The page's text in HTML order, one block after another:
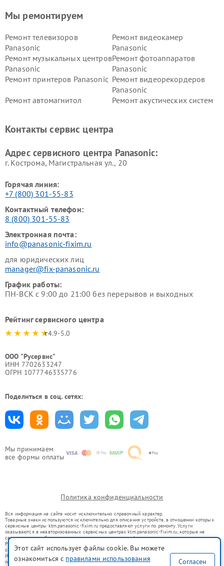
Мы принимаем
все формы оплаты
Мы ремонтируем
Ремонт телевизоров
Panasonic
Ремонт видеокамер
Panasonic
Ремонт музыкальных центров
Panasonic
Ремонт фотоаппаратов
Panasonic
Ремонт принтеров Panasonic Ремонт видеорекордеров
Panasonic
Ремонт автомагнитол
Ремонт акустических систем
панелей Panasonic
Контакты сервис центра
Адрес сервисного центра Panasonic:
г. Кострома, Магистральная ул., 20
Горячая линия:
+7 (800) 301-55-83
Контактный телефон:
8 (800) 301-55-83
Электронная почта:
info@panasonic-fixim.ru
для юридических лиц
manager@fix-panasonic.ru
График работы:
ПН-ВСК с 9:00 до 21:00 без перерывов и выходных
Рейтинг сервисного центра
4.9-5.0
ООО "Русервис"
ИНН 7702633247
ОГРН 1077746335776
Поделиться в соц. сетях:
Политика конфиденциальности
Вся информация на сайте носит исключительно справочный характер.
Товарные знаки используются исключительно для описания устройств, в отношении которых
сервисные центры ktm.panasonic-fixim.ru предоставляют услуги по ремонту. Услуги
оказываются в неавторизованных сервисных центрах ktm.panasonic-fixim.ru, которые не
связаны с правообладателями товарных знаков или их официальными представителями.
Ремонт осуществляется для устройств, уже введенных в гражданский оборот в соответствии
со статьей 1487 ГК РФ.
Использование товарных знаков не преследует цели индивидуализации услуг или введения
потребителей в заблуждение, а служит для информирования о предоставляемых услугах по
Этот сайт использует файлы cookie. Вы можете
ознакомиться с правилами использования
Согласен